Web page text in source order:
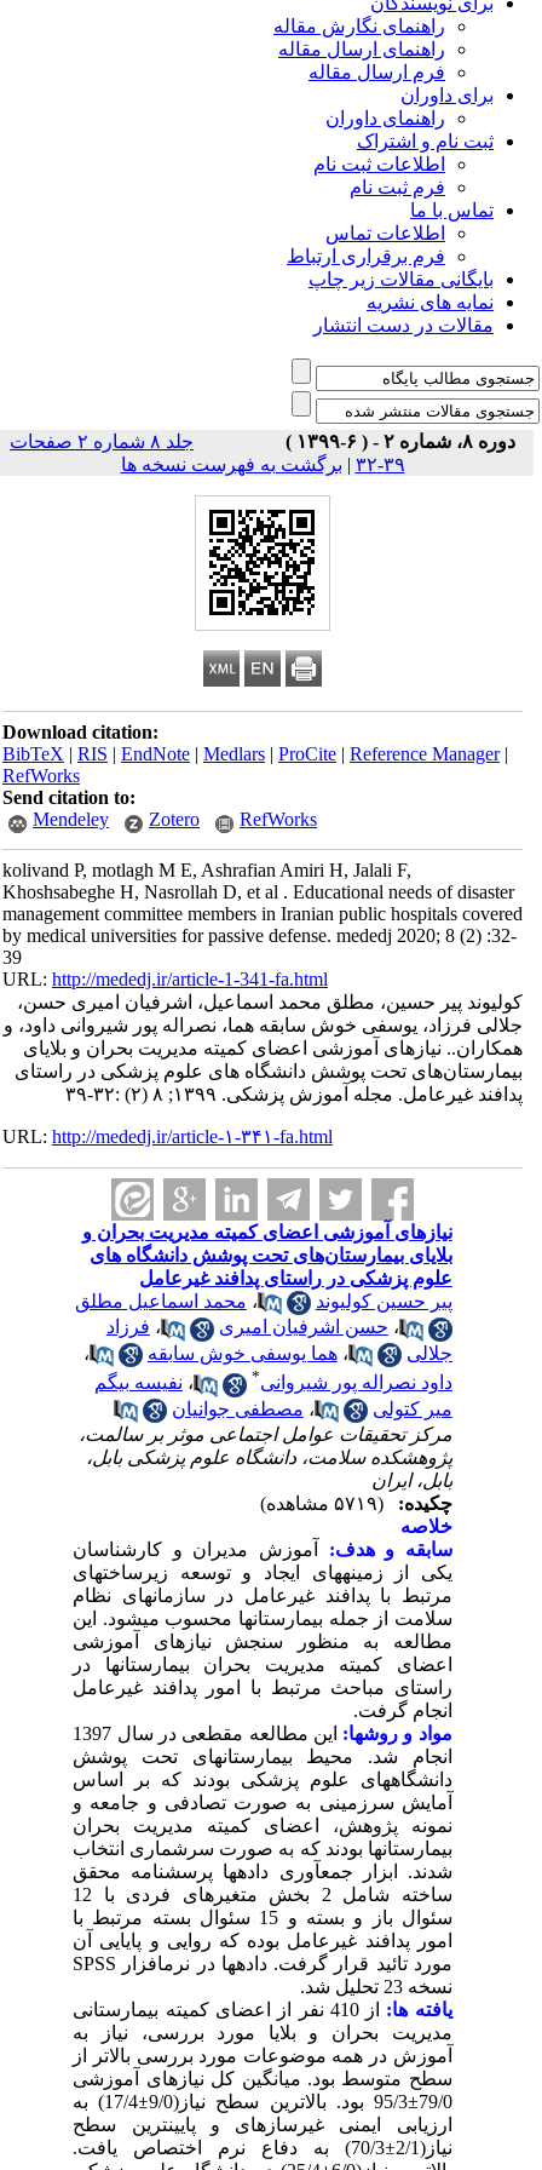
راهنمای نگارش مقاله
راهنمای ارسال مقاله
فرم ارسال مقاله
برای داوران
راهنمای داوران
ثبت نام و اشتراک
اطلاعات ثبت نام
فرم ثبت نام
تماس با ما
اطلاعات تماس
فرم برقراری ارتباط
بایگانی مقالات زیر چاپ
نمایه های نشریه
مقالات در دست انتشار
دوره ۸، شماره ۲ - ( ۶-۱۳۹۹ )
جلد ۸ شماره ۲ صفحات
۳۹-۳۲
|برگشت به فهرست نسخه ها
Download citation:
BibTeX|RIS|EndNote|Medlars|ProCite|Reference Manager
RefWorks
Send citation to:
Mendeley
Zotero RefWorks
kolivand P, motlagh M E, Ashrafian Amiri H, Jalali F,
Khoshsabeghe H, Nasrollah D, et al . Educational needs of disaster
management committee members in Iranian public hospitals covered
by medical universities for passive defense. mededj 2020; 8 (2) :32-
39
URL:http://mededj.ir/article-1-341-fa.html
کولیوند پیر حسین، مطلق محمد اسماعیل، اشرفیان امیری حسن،
جلالی فرزاد، یوسفی خوش سابقه هما، نصراله پور شیروانی داود، و
همکاران.. نیازهای آموزشی اعضای کمیته مدیریت بحران و بلایای
بیمارستان‌های تحت پوشش دانشگاه های علوم پزشکی در راستای
پدافند غیرعامل. مجله آموزش پزشکی. ۱۳۹۹; ۸ (۲) :۳۲-۳۹
URL:http://mededj.ir/article-۱-۳۴۱-fa.html
نیازهای آموزشی اعضای کمیته مدیریت بحران و
بلایای بیمارستان‌های تحت پوشش دانشگاه های
علوم پزشکی در راستای پدافند غیرعامل
پیر حسین کولیوند
،محمد اسماعیل مطلق
،حسن اشرفیان امیری ،فرزاد
جلالی
،هما یوسفی خوش سابقه
،
داود نصراله پور شیروانی
،نفیسه بیگم
میر کتولی
،مصطفی جوانیان
مرکز تحقیقات عوامل اجتماعی موثر بر سالمت،
پژوهشکده سلامت، دانشگاه علوم پزشکی بابل،
بابل، ایران
چکیده:
خلاصه
سابقه و هدف: آموزش مدیران و کارشناسان
یکی از زمینه­های ایجاد و توسعه زیرساخت­های
مرتبط با پدافند غیرعامل در سازمان­های نظام
سلامت از جمله بیمارستان­ها محسوب می­شود. این
مطالعه به منظور سنجش نیازهای آموزشی
اعضای کمیته مدیریت بحران بیمارستان­هادر
راستای مباحث مرتبط با امور پدافند غیرعامل
انجام گرفت.
مواد و روشها:
این مطالعه مقطعی در سال 1397
انجام شد. محیط بیمارستان­های تحت پوشش
دانشگاه­های علوم پزشکی بودند که بر اساس
آمایش سرزمینی به صورت تصادفی و جامعه و
نمونه پژوهش، اعضای کمیته مدیریت بحران
بیمارستان­ها بودند که به صورت سرشماری انتخاب
شدند. ابزار جمع­آوری داده­ها پرسشنامه­ محقق
ساخته شامل 2 بخش متغیرهای فردی با 12
سئوال باز و بسته و 15 سئوال بسته مرتبط با
امور پدافند غیرعامل بوده که روایی و پایایی آن
مورد تائید قرار گرفت. داده­ها در نرم­افزار SPSS
نسخه 23 تحلیل شد.
یافته ها:
از 410 نفر از اعضای کمیته بیمارستانی
مدیریت بحران و بلایا مورد بررسی، نیاز به
آموزش در همه موضوعات مورد بررسی بالاتر از
سطح متوسط بود. میانگین کل نیازهای آموزشی
79/0
±95/3 بود. بالاترین سطح نیاز(9/0 ±
17/4) به
ارزیابی ایمنی غیرسازه­ای و پایین­ترین سطح
نیاز(2/1
±
70/3) به دفاع نرم اختصاص یافت.